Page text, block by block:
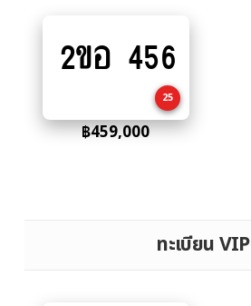
to
2ขอ 456
25
฿459,000
ทะเบียน VIP